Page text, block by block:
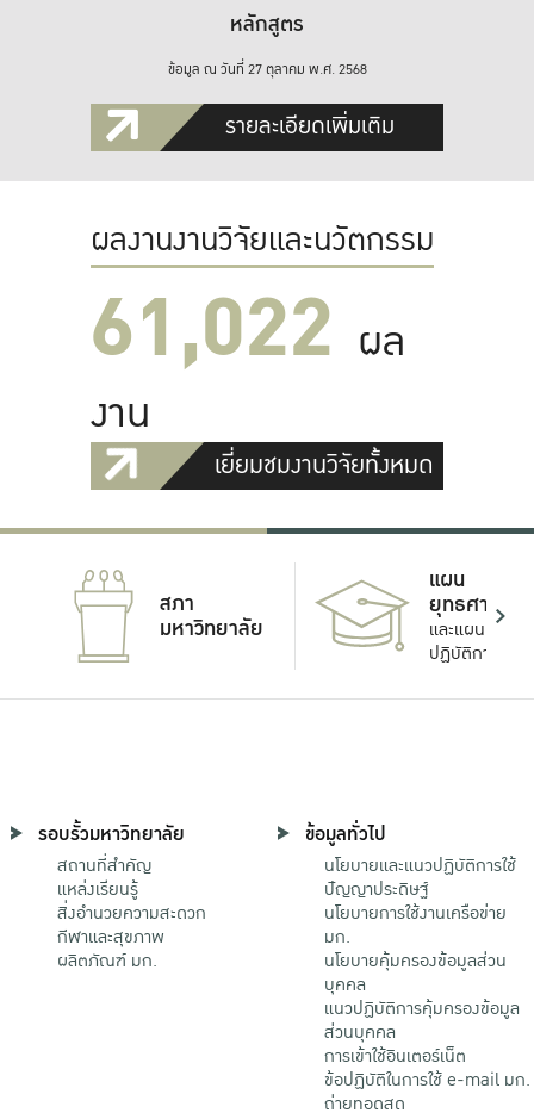
หลักสูตร
ข้อมูล ณ วันที่ 27 ตุลาคม พ.ศ. 2568
รายละเอียดเพิ่มเติม
ผลงานงานวิจัยและนวัตกรรม
61,022 ผล
งาน
เยี่ยมชมงานวิจัยทั้งหมด
สภา
มหาวิทยาลัย
แผน
ยุทธศาสตร์
และแผน
ปฏิบัติการ
รอบรั้วมหาวิทยาลัย
สถานที่สำคัญ
แหล่งเรียนรู้
สิ่งอำนวยความสะดวก
กีฬาและสุขภาพ
ผลิตภัณฑ์ มก.
ข้อมูลทั่วไป
นโยบายและแนวปฏิบัติการใช้
ปัญญาประดิษฐ์
นโยบายการใช้งานเครือข่าย
มก.
นโยบายคุ้มครองข้อมูลส่วน
บุคคล
แนวปฏิบัติการคุ้มครองข้อมูล
ส่วนบุคคล
การเข้าใช้อินเตอร์เน็ต
ข้อปฏิบัติในการใช้ e-mail มก.
ถ่ายทอดสด